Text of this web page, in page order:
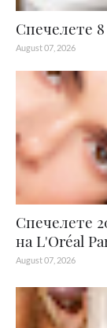
Спечелете
August 07, 2026
Спечелете
на L'Oréal
August 07, 2026